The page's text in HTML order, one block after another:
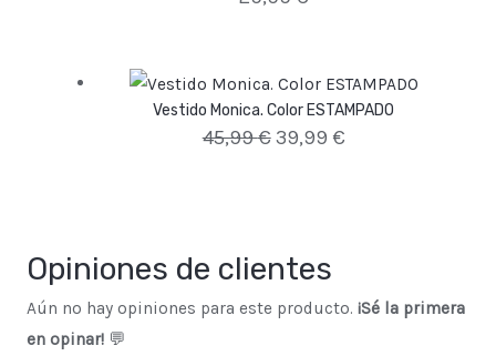
Vestido Monica. Color ESTAMPADO
45,99€39,99 €
Opiniones de clientes
Aún no hay opiniones para este producto. ¡Sé la primera
en opinar!💬